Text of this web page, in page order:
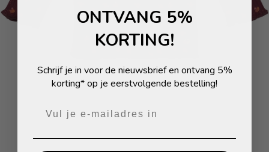
ONTVANG 5%
KORTING!
Schrijf je in voor de nieuwsbrief en ontvang 5%
korting* op je eerstvolgende bestelling!